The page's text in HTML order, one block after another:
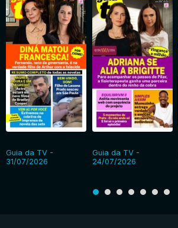
Guia da TV -
31/07/2026
Guia da TV -
24/07/2026